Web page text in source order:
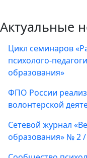
Актуальные
Цикл семинаров
психолого-
образования»
ФПО России
волонтерской
Сетевой журнал
образования» № 2 /